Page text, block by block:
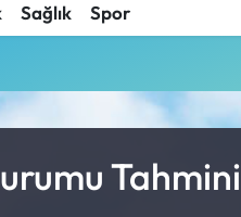
Sağlık Spor
Tahmini